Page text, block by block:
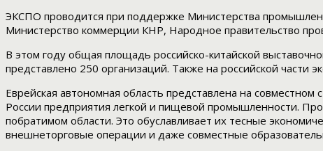
ЭКСПО проводится при поддержке Министерства
Министерство коммерции КНР, Народное правительство
В этом году общая площадь российско-китайской
представлено 250 организаций. Также на российской части
Еврейская автономная область представлена на
России предприятия легкой и пищевой промышленности.
побратимом области. Это обуславливает их тесные
внешнеторговые операции и даже совместные